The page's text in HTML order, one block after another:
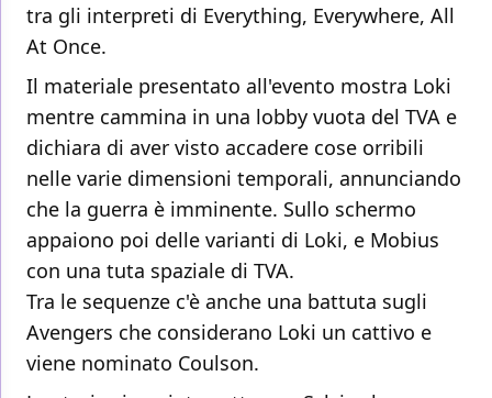
tra gli interpreti di Everything, Everywhere, All
At Once.
Il materiale presentato all'evento mostra Loki
mentre cammina in una lobby vuota del TVA e
dichiara di aver visto accadere cose orribili
nelle varie dimensioni temporali, annunciando
che la guerra è imminente. Sullo schermo
appaiono poi delle varianti di Loki, e Mobius
con una tuta spaziale di TVA.
Tra le sequenze c'è anche una battuta sugli
Avengers che considerano Loki un cattivo e
viene nominato Coulson.